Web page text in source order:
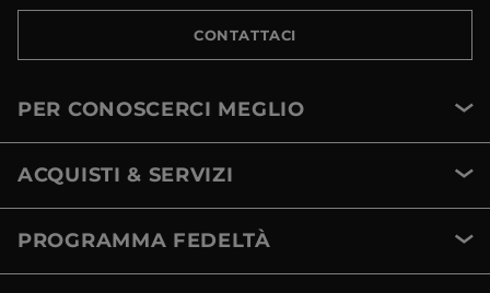
CONTATTACI
PER CONOSCERCI MEGLIO
ACQUISTI & SERVIZI
PROGRAMMA FEDELTÀ